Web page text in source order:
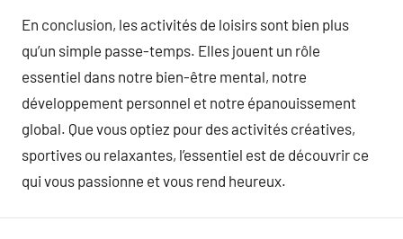
En conclusion, les activités de loisirs sont bien plus
qu’un simple passe-temps. Elles jouent un rôle
essentiel dans notre bien-être mental, notre
développement personnel et notre épanouissement
global. Que vous optiez pour des activités créatives,
sportives ou relaxantes, l’essentiel est de découvrir ce
qui vous passionne et vous rend heureux.